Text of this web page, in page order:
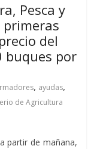
Pesca y
primeras
del
buques por
, ayudas,
de Agricultura
partir de mañana,